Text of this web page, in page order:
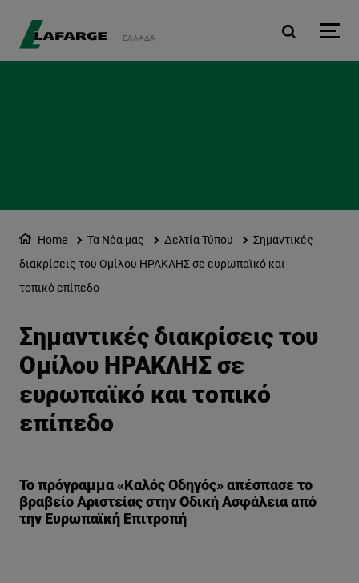
ΕΛΛΆΔΑ
Home Τα Νέα μας Δελτία Τύπου
Σημαντικές
διακρίσεις του Ομίλου ΗΡΑΚΛΗΣ σε ευρωπαϊκό και
τοπικό επίπεδο
Σημαντικές διακρίσεις του
Ομίλου ΗΡΑΚΛΗΣ σε
ευρωπαϊκό και τοπικό
επίπεδο
Το πρόγραμμα «Καλός Οδηγός» απέσπασε το
βραβείο Αριστείας στην Οδική Ασφάλεια από
την Ευρωπαϊκή Επιτροπή